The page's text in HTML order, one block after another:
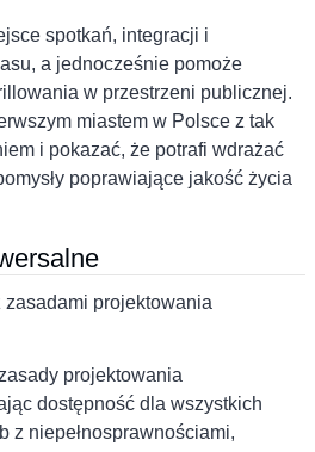
spotkań, integracji i
a jednocześnie pomoże
w przestrzeni publicznej.
miastem w Polsce z tak
i pokazać, że potrafi wdrażać
poprawiające jakość życia
projektowania
projektowania
dostępność dla wszystkich
z niepełnosprawnościami,